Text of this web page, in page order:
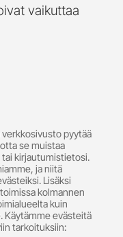
vaikuttaa
pyytää
se muistaa
kirjautumistietosi.
ja niitä
Lisäksi
kolmannen
kuin
Käytämme evästeitä
tarkoituksiin: